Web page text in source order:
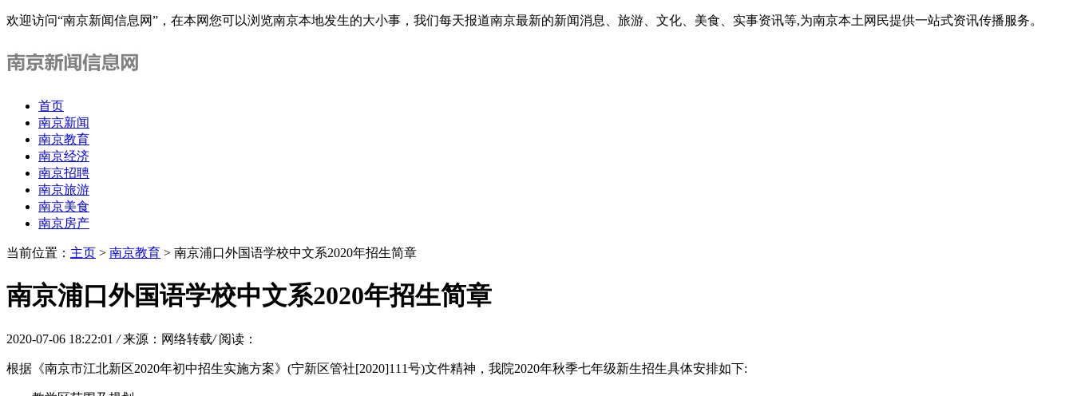
欢迎访问“南京新闻信息网”，在本网您可以浏览南京本地发生的大小事，我们每天报道南京最新的新闻消息、旅游、文化、美食、实事资讯等,为南京本土网民提供一站式资讯传播服务。
首页
南京新闻
南京教育
南京经济
南京招聘
南京旅游
南京美食
南京房产
当前位置： 主页 > 南京教育 > 南京浦口外国语学校中文系2020年招生简章
南京浦口外国语学校中文系2020年招生简章
2020-07-06 18:22:01 / 来源：网络转载/ 阅读：
根据《南京市江北新区2020年初中招生实施方案》(宁新区管社[2020]111号)文件精神，我院2020年秋季七年级新生招生具体安排如下: